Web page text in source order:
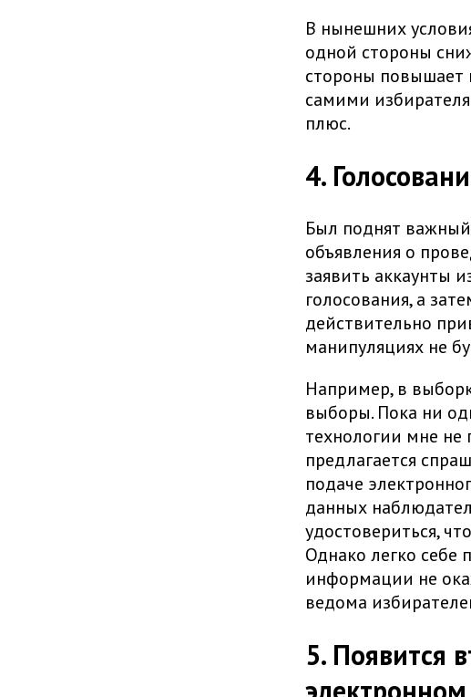
В нынешних
одной стороны
стороны повышает
самими
плюс.
4.
Был поднят
объявления о
заявить аккаунты
голосования, а
действительно
манипуляциях не
Например, в
выборы. Пока ни
технологии мне
предлагается
подаче
данных
удостовериться,
Однако легко себе
информации не
ведома
5. Появится